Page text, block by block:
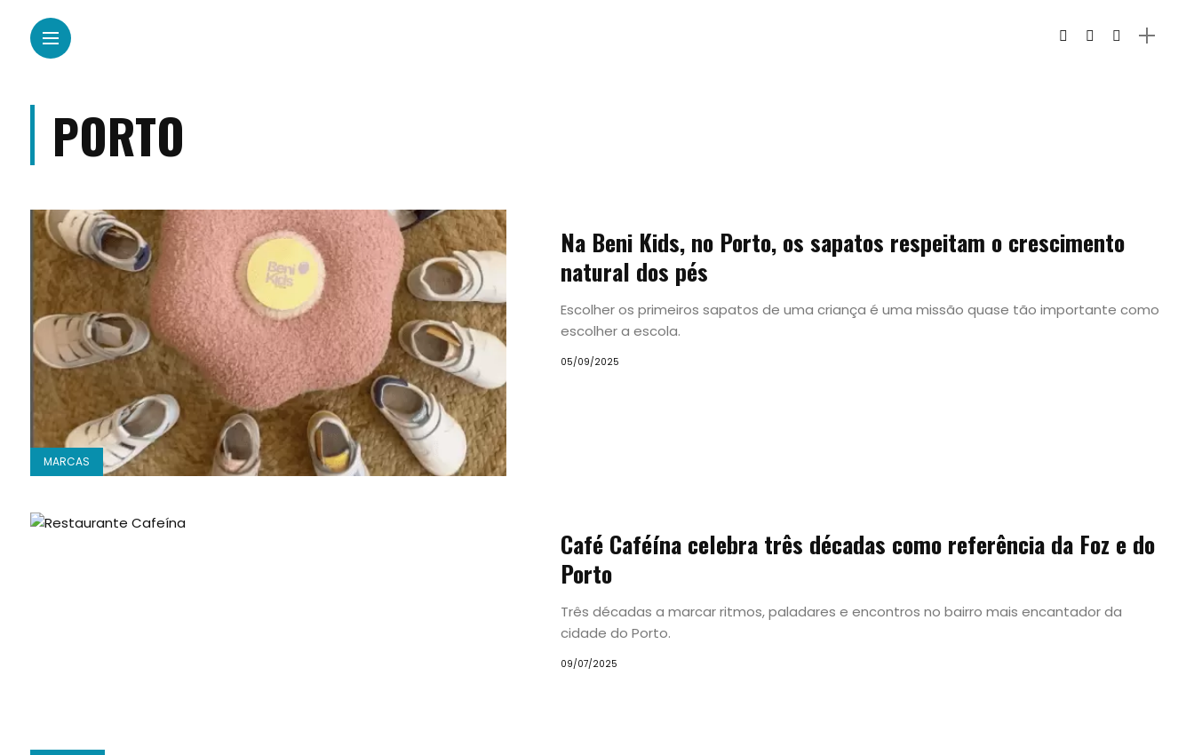
PORTO
MARCAS
Na Beni Kids, no Porto, os sapatos respeitam o crescimento
natural dos pés
Escolher os primeiros sapatos de uma criança é uma missão quase tão importante como
escolher a escola.
05/09/2025
Café Caféína celebra três décadas como referência da Foz e do
Porto
Três décadas a marcar ritmos, paladares e encontros no bairro mais encantador da
cidade do Porto.
09/07/2025